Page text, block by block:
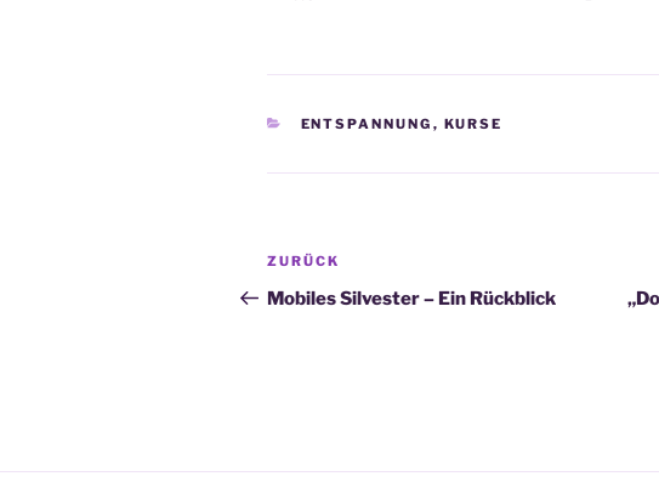
KATEGORIEN
ENTSPANNUNG , KURSE
Beitragsnavigation
Vorheriger
Beitrag
ZURÜCK
Mobiles Silvester – Ein Rückblick